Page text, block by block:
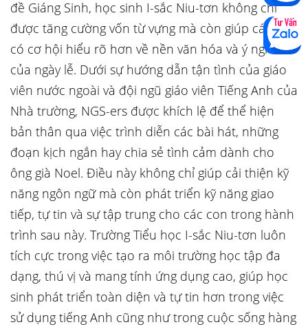
đề Giáng Sinh, học sinh I-sắc Niu-tơn không chỉ
được tăng cường vốn từ vựng mà còn giúp các con
có cơ hội hiểu rõ hơn về nền văn hóa và ý nghĩa
của ngày lễ. Dưới sự hướng dẫn tận tình của giáo
viên nước ngoài và đội ngũ giáo viên Tiếng Anh của
Nhà trường, NGS-ers được khích lệ để thể hiện
bản thân qua việc trình diễn các bài hát, những
đoạn kịch ngắn hay chia sẻ tình cảm dành cho
ông già Noel. Điều này không chỉ giúp cải thiện kỹ
năng ngôn ngữ mà còn phát triển kỹ năng giao
tiếp, tự tin và sự tập trung cho các con trong hành
trình sau này. Trường Tiểu học I-sắc Niu-tơn luôn
tích cực trong việc tạo ra môi trường học tập đa
dạng, thú vị và mang tính ứng dụng cao, giúp học
sinh phát triển toàn diện và tự tin hơn trong việc
sử dụng tiếng Anh cũng như trong cuộc sống hàng